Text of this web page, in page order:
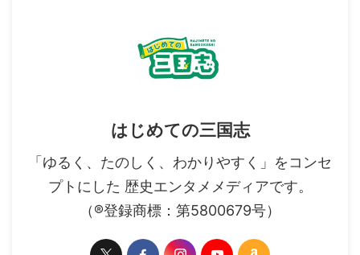
はじめての三国志
「ゆるく、たのしく、わかりやすく」をコンセ
プトにした 歴史エンタメメディアです。
（®登録商標：第5800679号）